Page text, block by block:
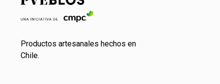
Productos artesanales hechos en
Chile.